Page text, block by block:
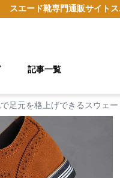
スエード靴専門通販サイト
記事一覧
足元を格上げできるスウェ